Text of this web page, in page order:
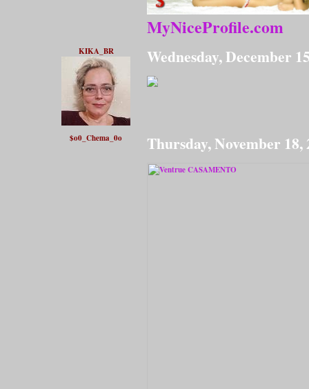
MyNiceProfile.com
KIKA_BR Wednesday, December
$o0_Chema_0o Thursday, November